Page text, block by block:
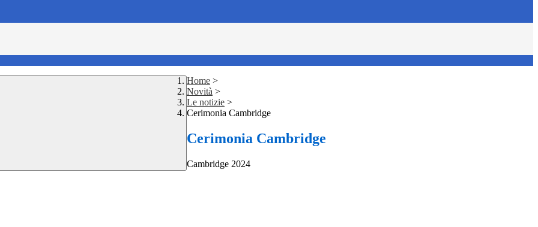
Home >
Novità >
Le notizie >
Cerimonia Cambridge
Cerimonia Cambridge
Cambridge 2024